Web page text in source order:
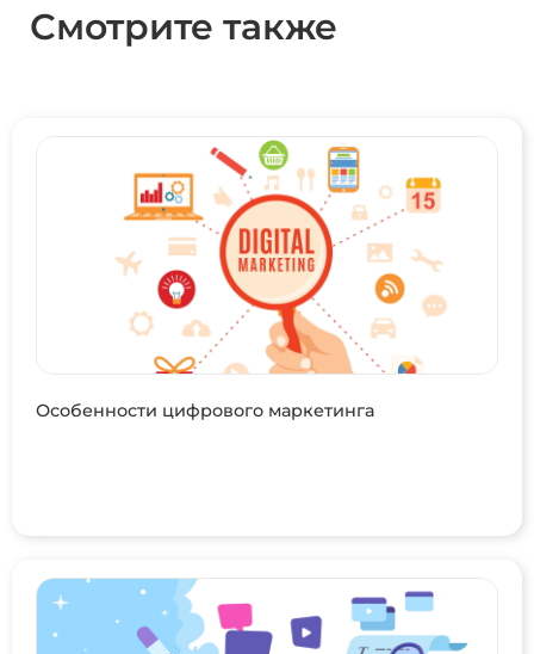
Смотрите также
Особенности цифрового маркетинга